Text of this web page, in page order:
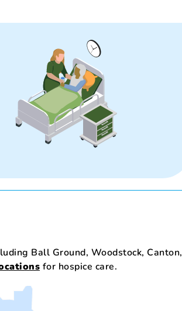
Ball Ground, Woodstock, Canton,
for hospice care.